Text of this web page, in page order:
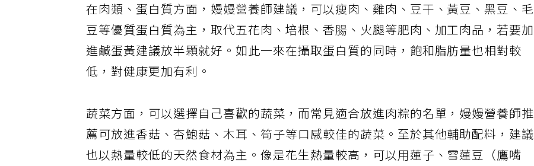
在肉類、蛋白質方面，嫚嫚營養師建議，可以瘦肉、雞肉、豆干、黃豆、黑豆、毛
豆等優質蛋白質為主，取代五花肉、培根、香腸、火腿等肥肉、加工肉品，若要加
進鹹蛋黃建議放半顆就好。如此一來在攝取蛋白質的同時，飽和脂肪量也相對較
低，對健康更加有利。
蔬菜方面，可以選擇自己喜歡的蔬菜，而常見適合放進肉粽的名單，嫚嫚營養師推
薦可放進香菇、杏鮑菇、木耳、筍子等口感較佳的蔬菜。至於其他輔助配料，建議